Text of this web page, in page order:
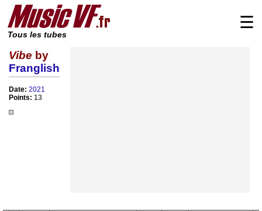
Tous les tubes
☰
Vibe by
Franglish
Date: 2021
Points: 13